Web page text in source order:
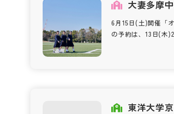
大妻多摩
6月15日(土)開催「
の予約は、13日(木
東洋大学